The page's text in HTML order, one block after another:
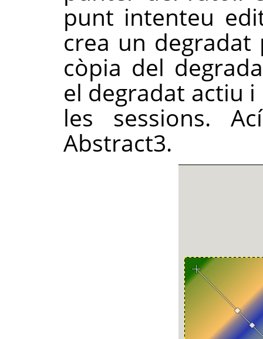
punt intenteu
crea un degradat
còpia del
el degradat actiu
les sessions.
Abstract3.